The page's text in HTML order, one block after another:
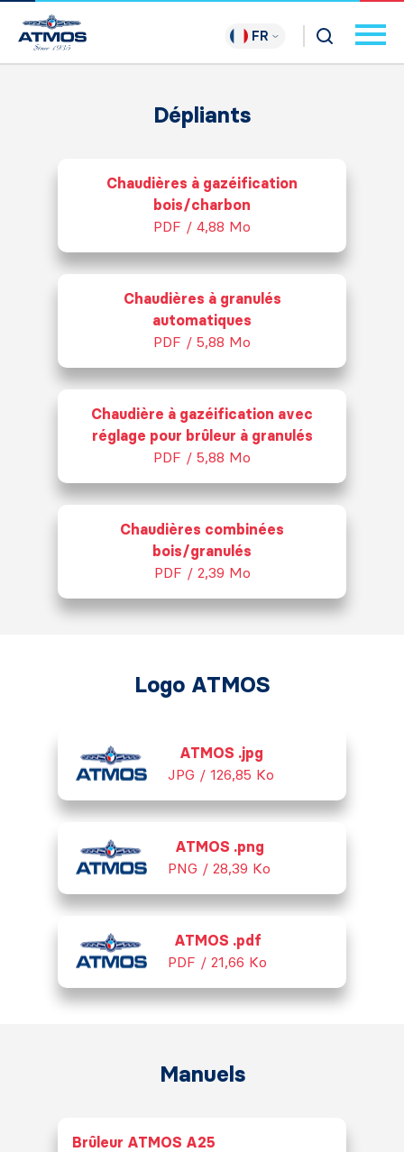
FR
Dépliants
Chaudières à gazéification
bois/charbon
PDF / 4,88 Mo
Chaudières à granulés
automatiques
PDF / 5,88 Mo
Chaudière à gazéification avec
réglage pour brûleur à granulés
PDF / 5,88 Mo
Chaudières combinées
bois/granulés
PDF / 2,39 Mo
Logo ATMOS
ATMOS .jpg
JPG / 126,85 Ko
ATMOS .png
PNG / 28,39 Ko
ATMOS .pdf
PDF / 21,66 Ko
Manuels
Brûleur ATMOS A25